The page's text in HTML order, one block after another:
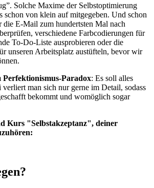
Solche Maxime der Selbstoptimierung
schon von klein auf mitgegeben. Und schon
E-Mail zum hundertsten Mal nach
verschiedene Farbcodierungen für
To-Do-Liste ausprobieren oder die
unseren Arbeitsplatz austüfteln, bevor wir
Perfektionismus-Paradox: Es soll alles
man sich nur gerne im Detail, sodass
bekommt und womöglich sogar
Kurs "Selbstakzeptanz", deiner